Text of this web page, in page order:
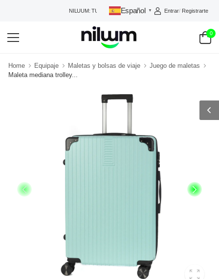
NILUUM: TU TIENDA DE CONFIANZA
Español ▼ Entrar/ Registrarte
0
Home Equipaje Maletas y bolsas de viaje
Juego de maletas
Maleta mediana trolley...